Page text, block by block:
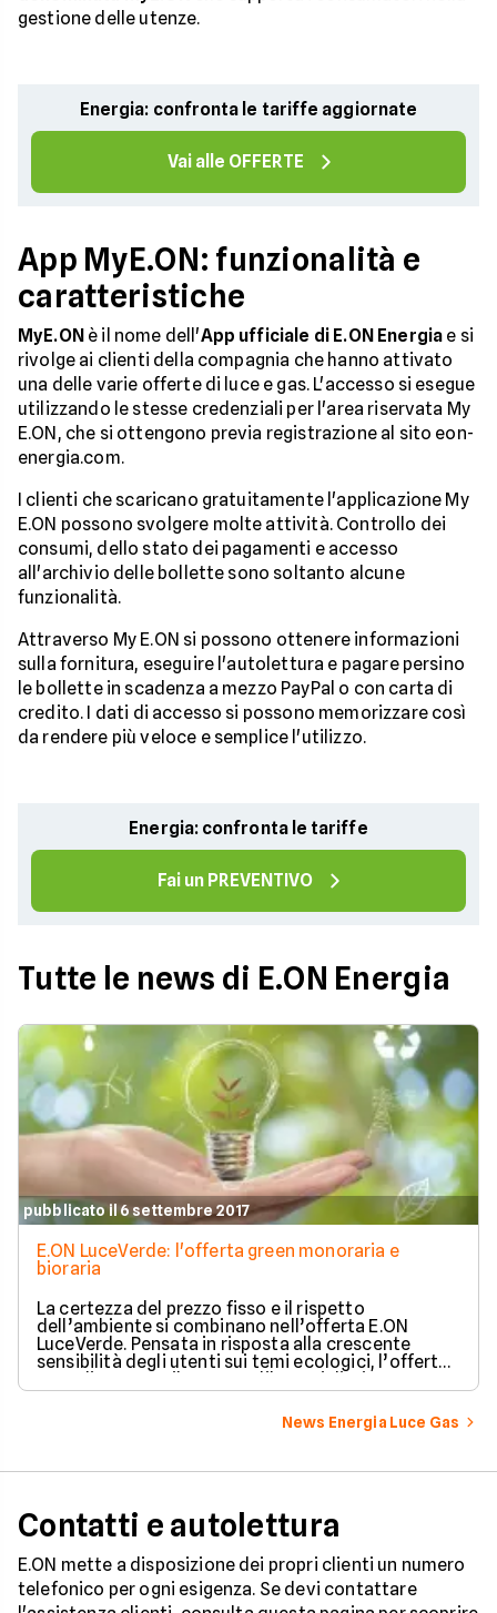
gestione delle utenze.
Energia: confronta le tariffe aggiornate
Vai alle OFFERTE
App MyE.ON: funzionalità e
caratteristiche
MyE.ONè il nome dell'App ufficiale di E.ON Energia e si
rivolge ai clienti della compagnia che hanno attivato
una delle varie offerte di luce e gas. L'accesso si esegue
utilizzando le stesse credenziali per l'area riservata My
E.ON, che si ottengono previa registrazione al sito eon-
energia.com.
I clienti che scaricano gratuitamente l'applicazione My
E.ON possono svolgere molte attività. Controllo dei
consumi, dello stato dei pagamenti e accesso
all'archivio delle bollette sono soltanto alcune
funzionalità.
Attraverso My E.ON si possono ottenere informazioni
sulla fornitura, eseguire l'autolettura e pagare persino
le bollette in scadenza a mezzo PayPal o con carta di
credito. I dati di accesso si possono memorizzare così
da rendere più veloce e semplice l'utilizzo.
Energia: confronta le tariffe
Fai un PREVENTIVO
Tutte le news di E.ON Energia
pubblicato il 6 settembre 2017
E.ON LuceVerde: l'offerta green monoraria e
bioraria
La certezza del prezzo fisso e il rispetto
dell’ambiente si combinano nell’offerta E.ON
LuceVerde. Pensata in risposta alla crescente
sensibilità degli utenti sui temi ecologici, l’offerta
Luce di E.ON per il mercato libero si distingue per
l’utilizzo esclusivo delle energie rinnovabili.
News Energia Luce Gas
Contatti e autolettura
E.ON mette a disposizione dei propri clienti un numero
telefonico per ogni esigenza. Se devi contattare